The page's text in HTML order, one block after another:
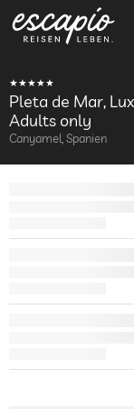
Pleta de Mar,
Adults only
Canyamel, Spanien